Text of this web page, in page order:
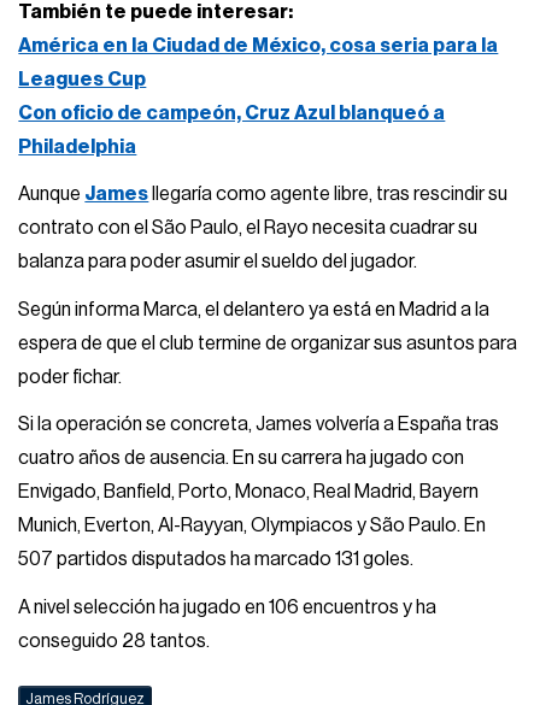
También te puede interesar:
América en la Ciudad de México, cosa seria para la
Leagues Cup
Con oficio de campeón, Cruz Azul blanqueó a
Philadelphia
Aunque James llegaría como agente libre, tras rescindir su
contrato con el São Paulo, el Rayo necesita cuadrar su
balanza para poder asumir el sueldo del jugador.
Según informa Marca, el delantero ya está en Madrid a la
espera de que el club termine de organizar sus asuntos para
poder fichar.
Si la operación se concreta, James volvería a España tras
cuatro años de ausencia. En su carrera ha jugado con
Envigado, Banfield, Porto, Monaco, Real Madrid, Bayern
Munich, Everton, Al-Rayyan, Olympiacos y São Paulo. En
507 partidos disputados ha marcado 131 goles.
A nivel selección ha jugado en 106 encuentros y ha
conseguido 28 tantos.
James Rodríguez